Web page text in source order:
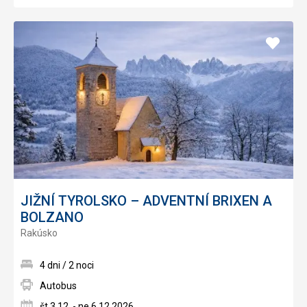
JIŽNÍ TYROLSKO – ADVENTNÍ BRIXEN A
BOLZANO
Rakúsko
Pridať
4 dni / 2 noci
Autobus